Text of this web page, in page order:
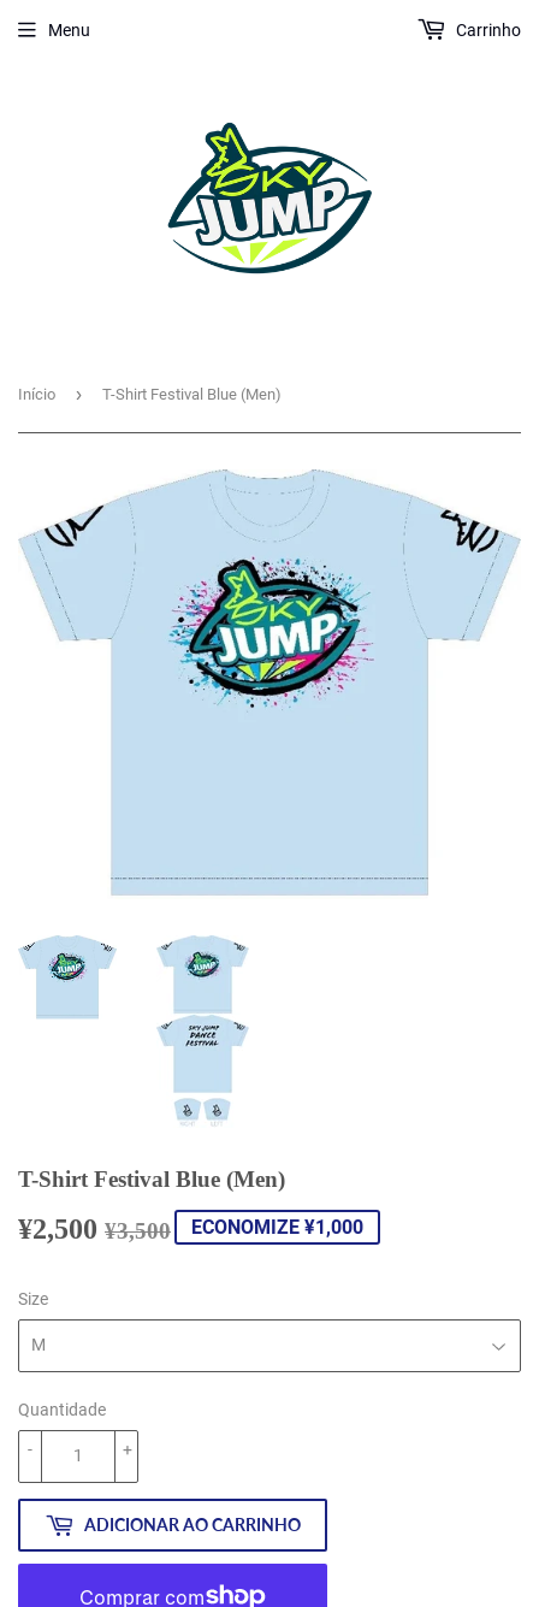
Menu Carrinho
Início › T-Shirt Festival Blue (Men)
T-Shirt Festival Blue (Men)
¥2,500 ¥3,500
Preço
¥3,500
Preço
¥2,500
ECONOMIZE ¥1,000
Size
Quantidade
+
-
ADICIONAR AO CARRINHO